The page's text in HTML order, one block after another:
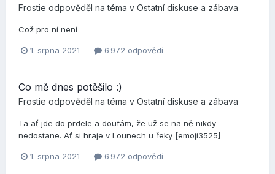
Frostie odpověděl na téma v Ostatní diskuse a zábava
Což pro ní není
1. srpna 2021 6 972 odpovědí
Co mě dnes potěšilo :)
Frostie odpověděl na téma v Ostatní diskuse a zábava
Ta ať jde do prdele a doufám, že už se na ně nikdy
nedostane. Ať si hraje v Lounech u řeky [emoji3525]
1. srpna 2021 6 972 odpovědí